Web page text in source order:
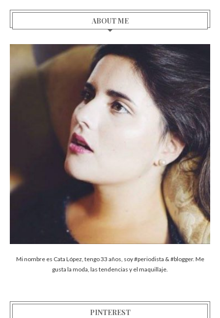
ABOUT ME
Mi nombre es Cata López, tengo 33 años, soy #periodista & #blogger. Me
gusta la moda, las tendencias y el maquillaje.
PINTEREST